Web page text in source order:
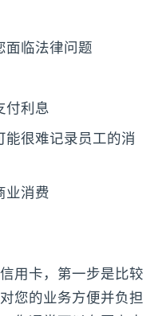
面临法律问题
付利息
能很难记录员工的消
业消费
用卡，第一步是比较
您的业务方便并负担